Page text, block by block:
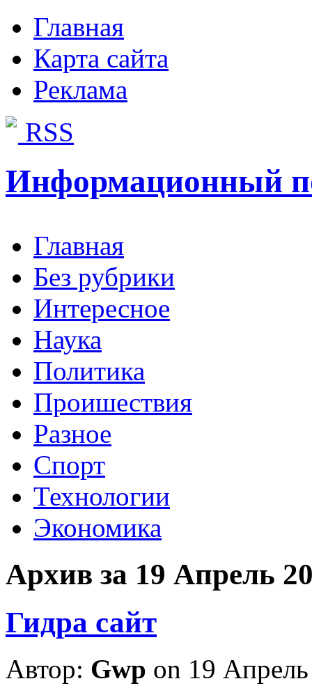
Главная
Карта сайта
Реклама
RSS
Информационный
Главная
Без рубрики
Интересное
Наука
Политика
Проишествия
Разное
Спорт
Технологии
Экономика
Архив за 19 Апрель
Гидра сайт
Автор: Gwp on 19